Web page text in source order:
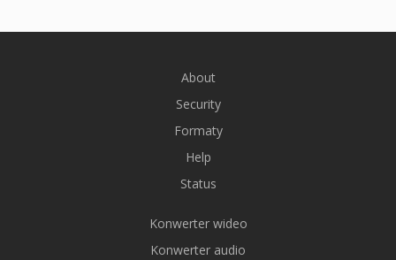
About
Security
Formaty
Help
Status
Konwerter wideo
Konwerter audio